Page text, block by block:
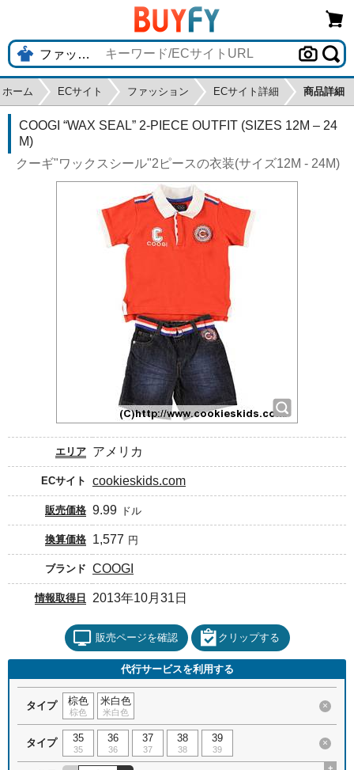
ホーム ECサイト ファッション ECサイト詳細 商品詳細
COOGI “WAX SEAL” 2-PIECE OUTFIT (SIZES 12M – 24
M)
クーギ"ワックスシール"2ピースの衣装(サイズ12M - 24M)
エリア アメリカ
ECサイト cookieskids.com
販売価格 9.99 ドル
換算価格 1,577 円
ブランド COOGI
情報取得日 2013年10月31日
販売ページを確認 クリップする
代行サービスを利用する
タイプ 棕色
棕色
米白色
米白色
×
タイプ 35
35
36
36
37
37
38
38
39
39
×
+